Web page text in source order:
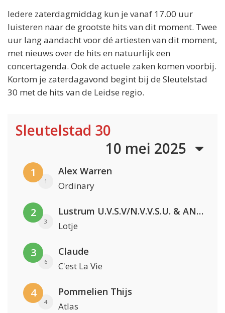
Iedere zaterdagmiddag kun je vanaf 17.00 uur
luisteren naar de grootste hits van dit moment. Twee
uur lang aandacht voor dé artiesten van dit moment,
met nieuws over de hits en natuurlijk een
concertagenda. Ook de actuele zaken komen voorbij.
Kortom je zaterdagavond begint bij de Sleutelstad
30 met de hits van de Leidse regio.
Sleutelstad 30
10 mei 2025
1
1
Alex Warren
Ordinary
2
3
Lustrum U.V.S.V/N.V.V.S.U. & ANNO ONS & Jopke van Dobbenburgh & Roeland Beelen
Lotje
3
6
Claude
C'est La Vie
4
4
Pommelien Thijs
Atlas